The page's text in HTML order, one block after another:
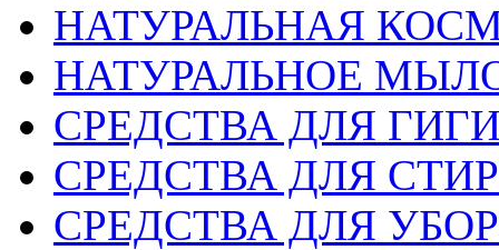
НАТУРАЛЬНАЯ
НАТУРАЛЬНОЕ
СРЕДСТВА ДЛЯ
СРЕДСТВА ДЛЯ
СРЕДСТВА ДЛЯ